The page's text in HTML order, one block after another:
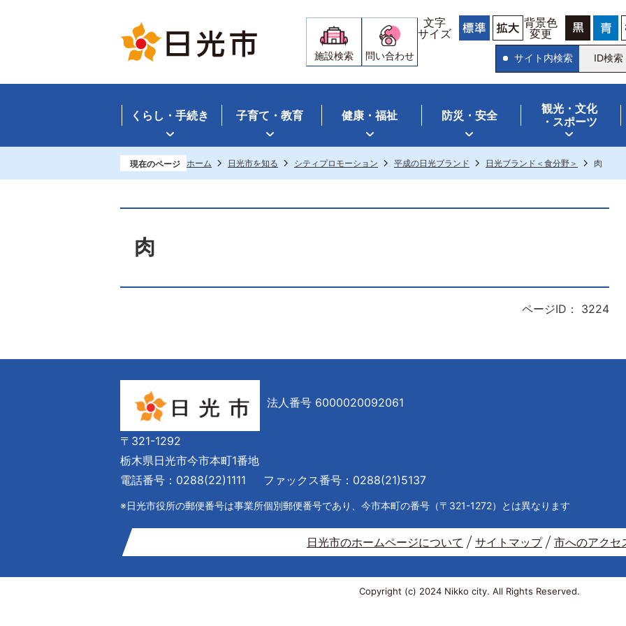
施設検索 問い合わせ
文字
サイズ
背景色
変更
サイト内検索 ID検索
くらし・手続き 子育て・教育 健康・福祉 防災・安全
観光・文化
・スポーツ
現在のページ ホーム 日光市を知る シティプロモーション 平成の日光ブランド 日光ブランド＜食分野＞ 肉
肉
ページID： 3224
法人番号 6000020092061
〒321-1292
栃木県日光市今市本町1番地
電話番号：0288(22)1111
ファックス番号：0288(21)5137
※日光市役所の郵便番号は事業所個別郵便番号であり、今市本町の番号（〒321-1272）とは異なります
日光市のホームページについて サイトマップ 市へのアクセ
Copyright (c) 2024 Nikko city. All Rights Reserved.